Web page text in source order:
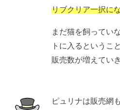
リブクリア一択に
まだ猫を飼ってい
トに入るというこ
販売数が増えてい
ピュリナは販売網